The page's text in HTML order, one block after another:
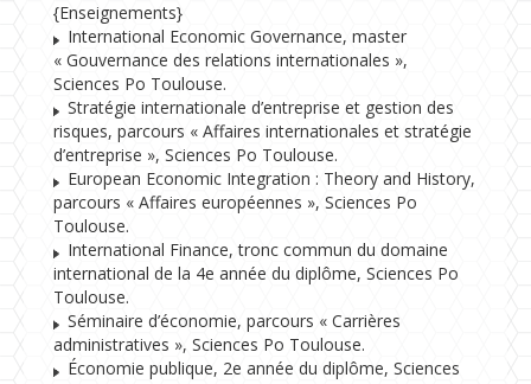
{Enseignements}
International Economic Governance, master
« Gouvernance des relations internationales »,
Sciences Po Toulouse.
Stratégie internationale d’entreprise et gestion des
risques, parcours « Affaires internationales et stratégie
d’entreprise », Sciences Po Toulouse.
European Economic Integration : Theory and History,
parcours « Affaires européennes », Sciences Po
Toulouse.
International Finance, tronc commun du domaine
international de la 4e année du diplôme, Sciences Po
Toulouse.
Séminaire d’économie, parcours « Carrières
administratives », Sciences Po Toulouse.
Économie publique, 2e année du diplôme, Sciences